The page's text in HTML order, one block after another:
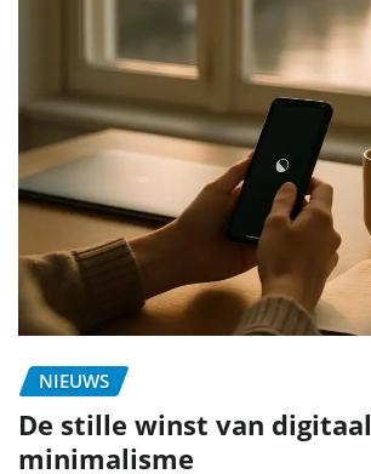
NIEUWS
De stille winst van digitaal
minimalisme